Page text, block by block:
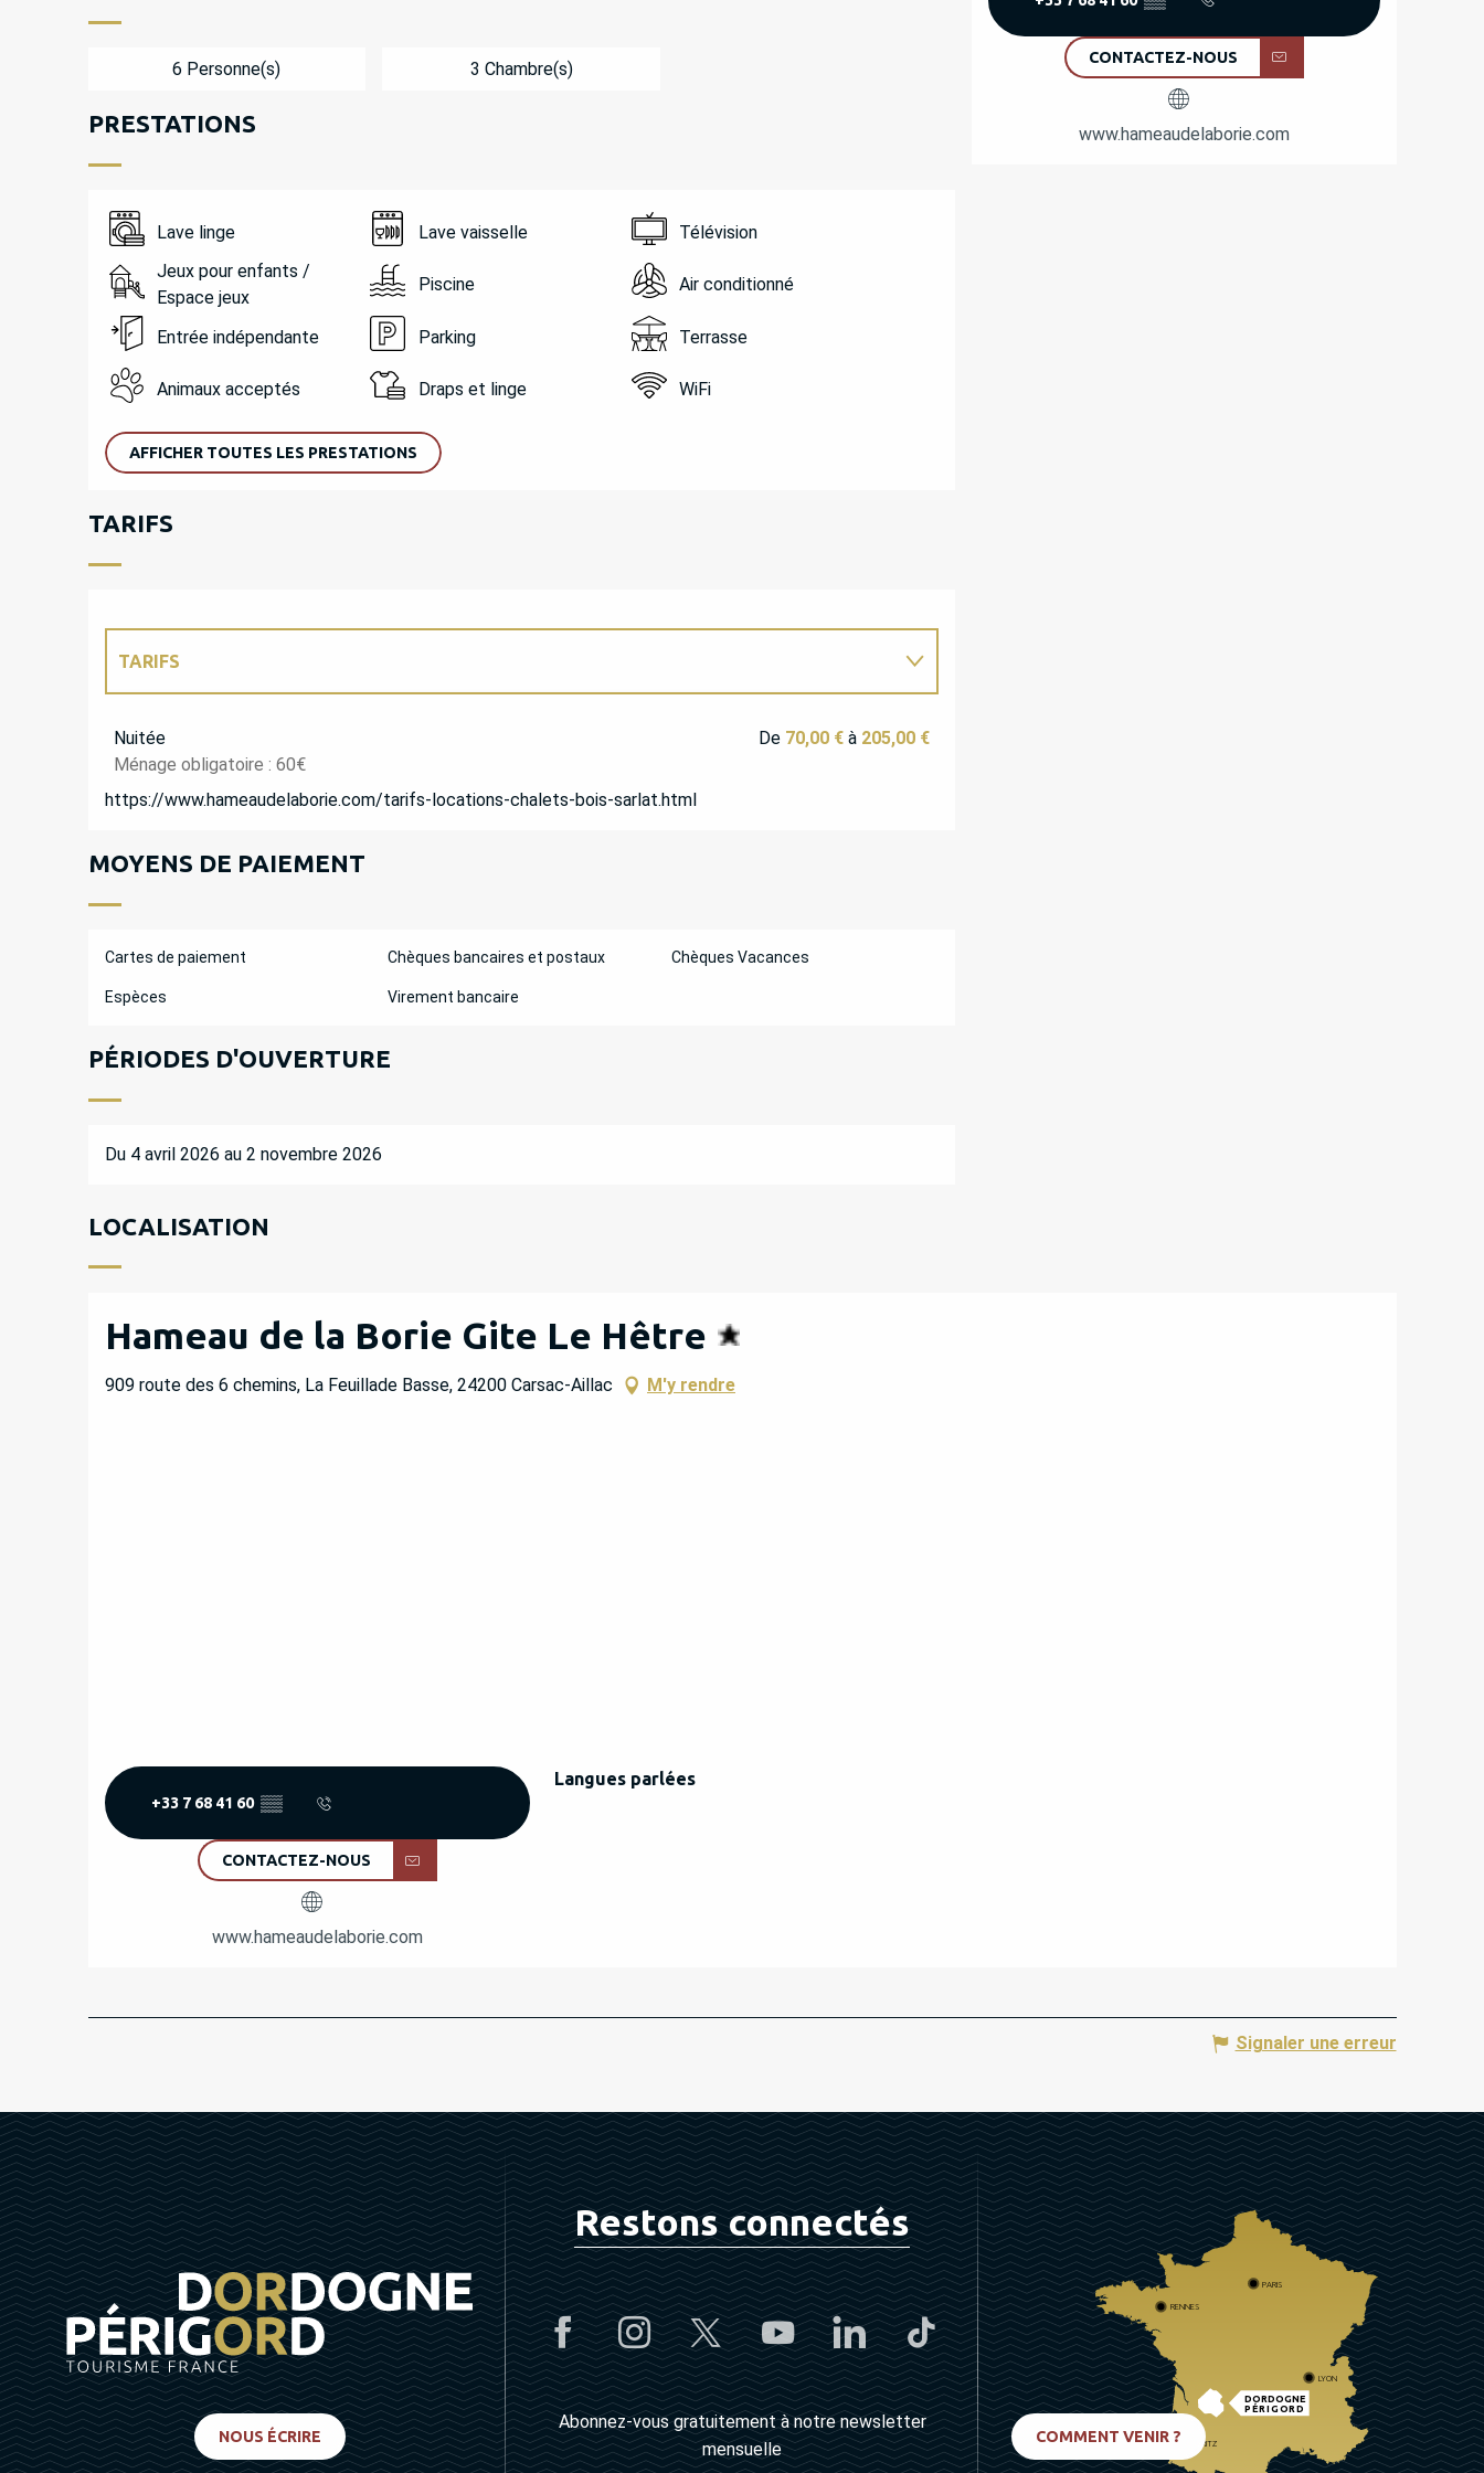
CONTACTEZ-NOUS
www.hameaudelaborie.com
6 Personne(s) 3 Chambre(s)
PRESTATIONS
Lave linge Lave vaisselle
Télévision
Jeux pour enfants /
Espace jeux
Piscine Air conditionné
Entrée indépendante Parking Terrasse
Animaux acceptés Draps et linge WiFi
AFFICHER TOUTES LES PRESTATIONS
TARIFS
TARIFS
Nuitée
Ménage obligatoire : 60€
De 70,00 €à 205,00 €
https://www.hameaudelaborie.com/tarifs-locations-chalets-bois-sarlat.html
MOYENS DE PAIEMENT
Cartes de paiement Chèques bancaires et postaux Chèques Vacances
Espèces Virement bancaire
PÉRIODES D'OUVERTURE
Du 4 avril 2026 au 2 novembre 2026
LOCALISATION
Hameau de la Borie Gite Le Hêtre
909 route des 6 chemins, La Feuillade Basse, 24200 Carsac-Aillac M'y rendre
+33 7 68 41 60 ▒▒
CONTACTEZ-NOUS
www.hameaudelaborie.com
Langues parlées
Langues parlées
Signaler une erreur
NOUS ÉCRIRE
Restons connectés
Abonnez-vous gratuitement à notre newsletter
mensuelle
DORDOGNE
PÉRIGORD
PARIS
RENNES
LYON
BIARRITZ
COMMENT VENIR ?